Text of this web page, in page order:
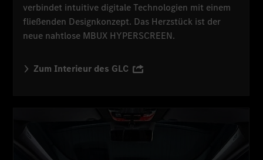
verbindet intuitive digitale Technologien mit einem
fließenden Designkonzept. Das Herzstück ist der
neue nahtlose MBUX HYPERSCREEN.
Zum Interieur des GLC